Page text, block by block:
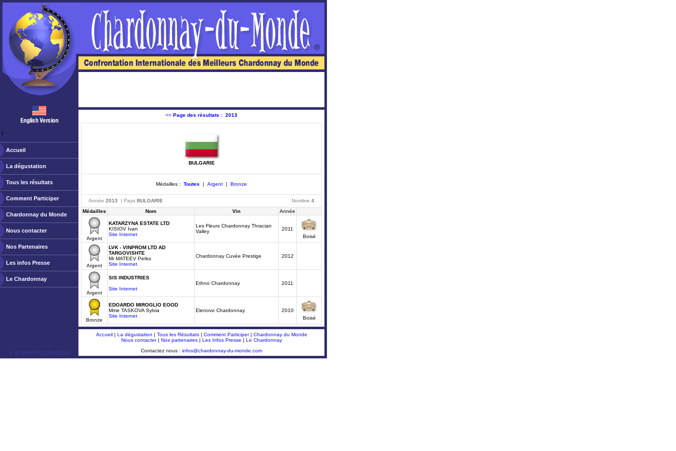
ￂﾠ
Accueil
La dégustation
Tous les résultats
Comment Participer
Chardonnay du Monde
Nous contacter
Nos Partenaires
Les infos Presse
Le Chardonnay
<< Page des résultats : 2013
BULGARIE
Médailles : Toutes | Argent | Bronze
Année 2013 | Pays BULGARIE Nombre 4
Médailles
Nom Vin Année
Argent
KATARZYNA ESTATE LTD
KISIOV Ivan
Site Internet
Les Fleurs Chardonnay Thracian
Valley
2011
Boisé
Argent
LVK - VINPROM LTD AD
TARGOVISHTE
Mr MATEEV Petko
Site Internet
Chardonnay Cuvée Prestige 2012
Argent
SIS INDUSTRIES
Site Internet
Ethno Chardonnay 2011
Bronze
EDOARDO MIROGLIO EOOD
Mme TASKOVA Sylvia
Site Internet
Elenovo Chardonnay
2010
Boisé
ￂﾮ OENOPLURIMEDIA
Accueil| La dégustation | Tous les Résultats| Comment Participer| Chardonnay du Monde
Nous contacter| Nos partenaires| Les Infos Presse | Le Chardonnay
Contactez nous : infos@chardonnay-du-monde.com